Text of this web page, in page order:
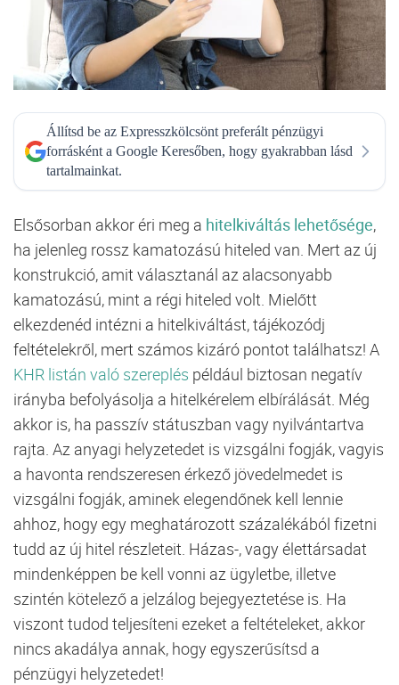
Állítsd be az Expresszkölcsönt preferált pénzügyi
forrásként a Google Keresőben, hogy gyakrabban lásd
tartalmainkat.
Elsősorban akkor éri meg a hitelkiváltás lehetősége,
ha jelenleg rossz kamatozású hiteled van. Mert az új
konstrukció, amit választanál az alacsonyabb
kamatozású, mint a régi hiteled volt. Mielőtt
elkezdenéd intézni a hitelkiváltást, tájékozódj
feltételekről, mert számos kizáró pontot találhatsz! A
KHR listán való szereplés például biztosan negatív
irányba befolyásolja a hitelkérelem elbírálását. Még
akkor is, ha passzív státuszban vagy nyilvántartva
rajta. Az anyagi helyzetedet is vizsgálni fogják, vagyis
a havonta rendszeresen érkező jövedelmedet is
vizsgálni fogják, aminek elegendőnek kell lennie
ahhoz, hogy egy meghatározott százalékából fizetni
tudd az új hitel részleteit. Házas-, vagy élettársadat
mindenképpen be kell vonni az ügyletbe, illetve
szintén kötelező a jelzálog bejegyeztetése is. Ha
viszont tudod teljesíteni ezeket a feltételeket, akkor
nincs akadálya annak, hogy egyszerűsítsd a
pénzügyi helyzetedet!